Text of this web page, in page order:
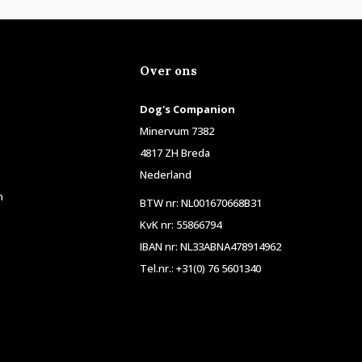
Over ons
Dog's Companion
Minervum 7382
4817 ZH Breda
Nederland
BTW nr: NL001670668B31
KvK nr: 55866794
IBAN nr: NL33ABNA478914962
Tel.nr.: +31(0) 76 5601340